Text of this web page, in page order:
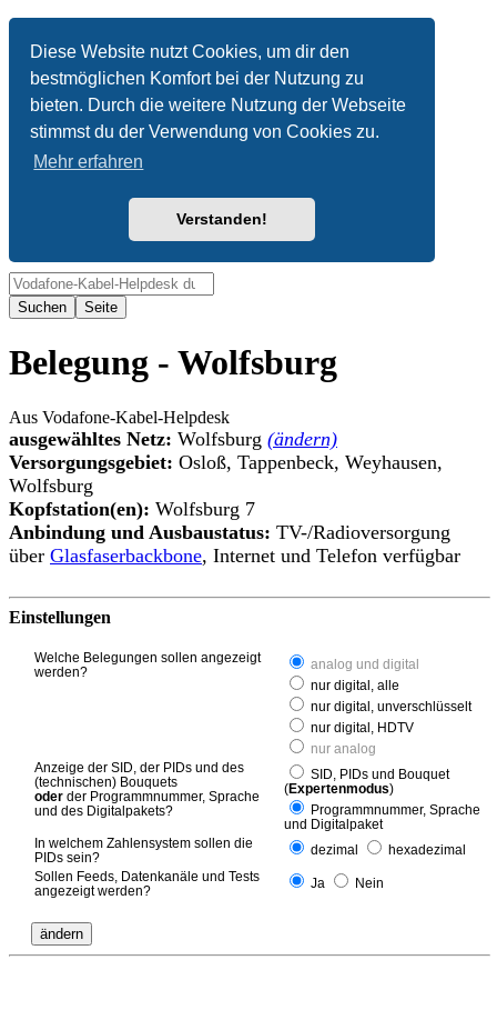
Diese Website nutzt Cookies, um dir den
bestmöglichen Komfort bei der Nutzung zu
bieten. Durch die weitere Nutzung der Webseite
stimmst du der Verwendung von Cookies zu.
Mehr erfahren
Verstanden!
Nicht angemeldet
Anmelden
Belegung - Wolfsburg
Aus Vodafone-Kabel-Helpdesk
ausgewähltes Netz: Wolfsburg (ändern)
Versorgungsgebiet: Osloß, Tappenbeck, Weyhausen,
Wolfsburg
Kopfstation(en): Wolfsburg 7
Anbindung und Ausbaustatus: TV-/Radioversorgung
über Glasfaserbackbone, Internet und Telefon verfügbar
Einstellungen
Welche Belegungen sollen angezeigt
werden?
analog und digital
nur digital, alle
nur digital, unverschlüsselt
nur digital, HDTV
nur analog
Anzeige der SID, der PIDs und des
(technischen) Bouquets
oder der Programmnummer, Sprache
und des Digitalpakets?
SID, PIDs und Bouquet
(Expertenmodus)
Programmnummer, Sprache
und Digitalpaket
In welchem Zahlensystem sollen die
PIDs sein?
dezimal
hexadezimal
Sollen Feeds, Datenkanäle und Tests
angezeigt werden?
Ja Nein